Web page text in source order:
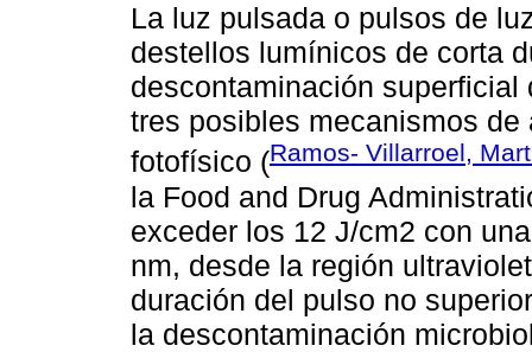
La luz pulsada o pulsos de
destellos lumínicos de corta
descontaminación
tres posibles mecanismos
fotofísico (Ramos- Villarroel,
la Food and Drug
exceder los 12 J/cm2 con
nm, desde la región
duración del pulso no
la descontaminación